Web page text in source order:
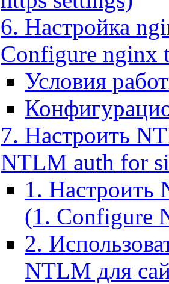
6. Настройка
Configure nginx
Условия
7. Настроить
NTLM auth for
1. Настроить
(1. Configure
2.
NTLM для